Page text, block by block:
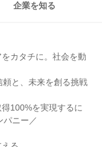
企業を知る
カタチに。社会を動
頼と、未来を創る挑戦
100%を実現するに
パニー／